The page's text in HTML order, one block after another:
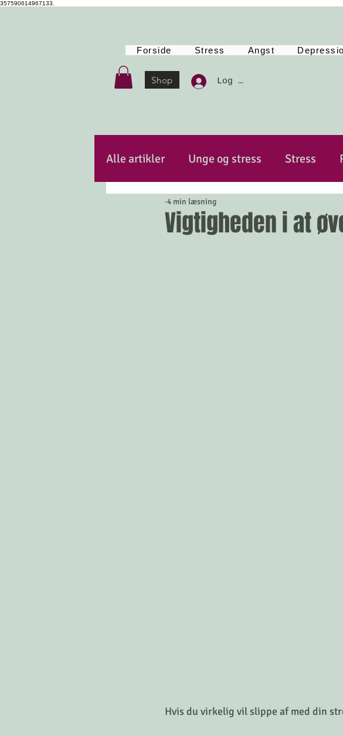
357590614967133.
Forside Stress Angst
Shop Log Ind
Alle artikler Unge og stress Stress
Autencitet Kost
Vigtigheden i ​​at
4 min læsning
Hvis du virkelig vil slippe af med din